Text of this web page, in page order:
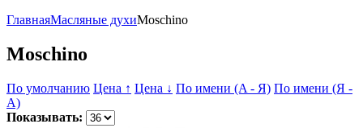
ГлавнаяМасляные духиMoschino
Moschino
По умолчанию Цена ↑ Цена ↓ По имени (A - Я) По имени (Я -
A)
Показывать: